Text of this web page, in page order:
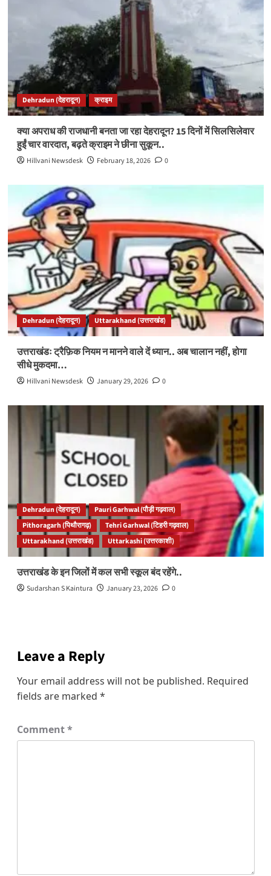
Dehradun (देहरादून) क्राइम
क्या अपराध की राजधानी बनता जा रहा देहरादून? 15 दिनों में सिलसिलेवार
हुईं चार वारदात, बढ़ते क्राइम ने छीना सुकून..
Hillvani Newsdesk February 18, 2026 0
Dehradun (देहरादून) Uttarakhand (उत्तराखंड)
उत्तराखंडः ट्रैफ़िक नियम न मानने वाले दें ध्यान.. अब चालान नहीं, होगा
सीधे मुकदमा…
Hillvani Newsdesk January 29, 2026 0
Dehradun (देहरादून)
Pauri Garhwal (पौड़ी गढ़वाल)
Pithoragarh (पिथौरागढ़)
Tehri Garhwal (टिहरी गढ़वाल)
Uttarakhand (उत्तराखंड)
Uttarkashi (उत्तरकाशी)
उत्तराखंड के इन जिलों में कल सभी स्कूल बंद रहेंगे..
Sudarshan S Kaintura January 23, 2026 0
Leave a Reply
Your email address will not be published. Required
fields are marked *
Comment*